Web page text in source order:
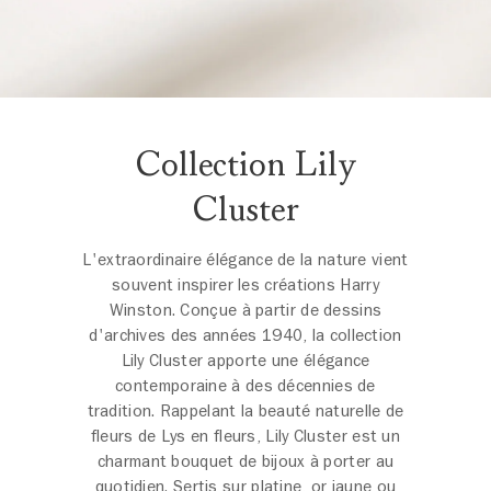
Collection Lily
Cluster
L'extraordinaire élégance de la nature vient
souvent inspirer les créations Harry
Winston. Conçue à partir de dessins
d'archives des années 1940, la collection
Lily Cluster apporte une élégance
contemporaine à des décennies de
tradition. Rappelant la beauté naturelle de
fleurs de Lys en fleurs, Lily Cluster est un
charmant bouquet de bijoux à porter au
quotidien. Sertis sur platine, or jaune ou